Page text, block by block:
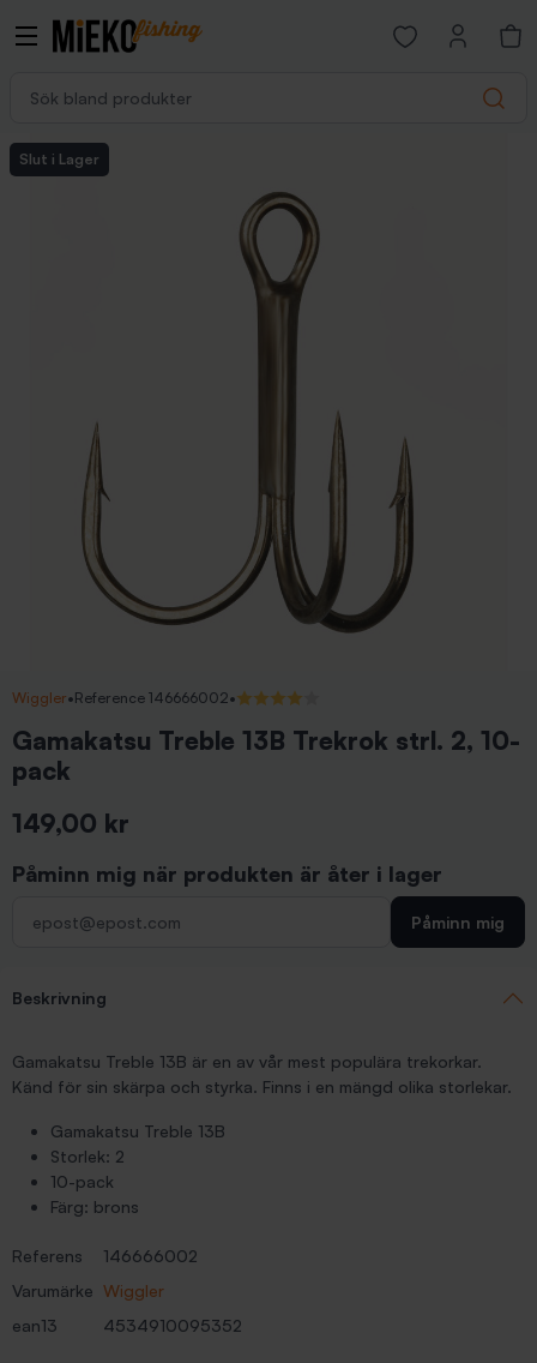
Search
Open favorites
Slut i Lager
Wiggler•Reference 146666002•4/5 (1 recensioner)
Gamakatsu Treble 13B Trekrok strl. 2, 10-
pack
149,00 kr
Påminn mig när produkten är åter i lager
Påminn mig
Beskrivning
Gamakatsu Treble 13B är en av vår mest populära trekorkar.
Känd för sin skärpa och styrka. Finns i en mängd olika storlekar.
Gamakatsu Treble 13B
Storlek: 2
10-pack
Färg: brons
Referens
146666002
Varumärke Wiggler
ean13
4534910095352